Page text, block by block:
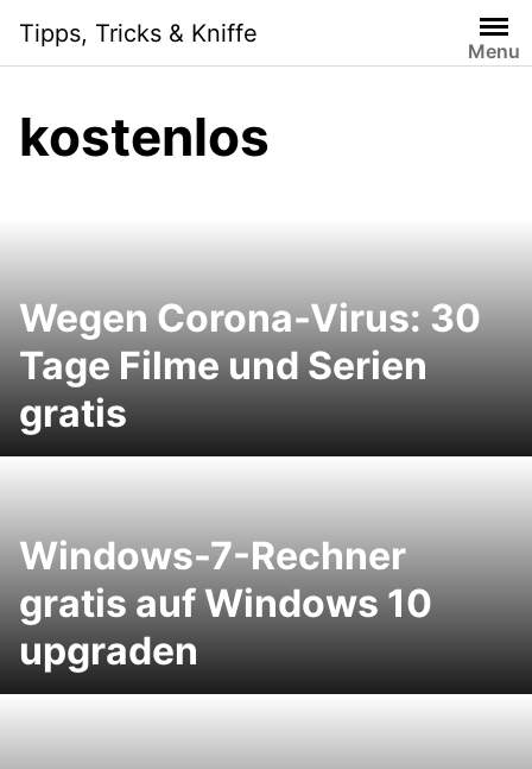
content
Tipps, Tricks & Kniffe
Menu
kostenlos
Wegen Corona-Virus: 30
Tage Filme und Serien
gratis
Windows-7-Rechner
gratis auf Windows 10
upgraden